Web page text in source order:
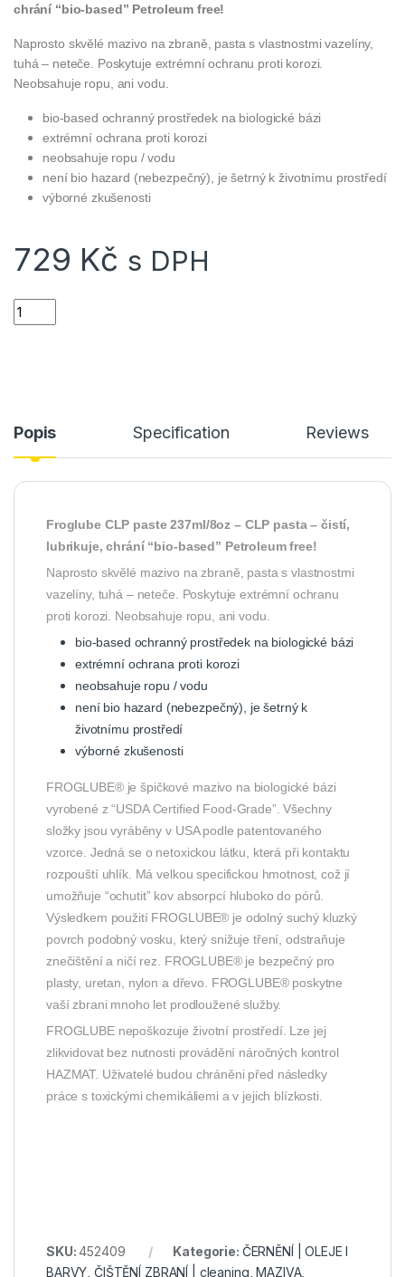
chrání “bio-based” Petroleum free!
Naprosto skvělé mazivo na zbraně, pasta s vlastnostmi vazelíny,
tuhá – neteče. Poskytuje extrémní ochranu proti korozi.
Neobsahuje ropu, ani vodu.
bio-based ochranný prostředek na biologické bázi
extrémní ochrana proti korozi
neobsahuje ropu / vodu
není bio hazard (nebezpečný), je šetrný k životnímu prostředí
výborné zkušenosti
729 Kč s DPH
FrogLube CLP pasta 237ml/8oz - čistí, lubrikuje, chrání
Popis Specification Reviews
Froglube CLP paste 237ml/8oz – CLP pasta – čistí,
lubrikuje, chrání “bio-based” Petroleum free!
Naprosto skvělé mazivo na zbraně, pasta s vlastnostmi
vazelíny, tuhá – neteče. Poskytuje extrémní ochranu
proti korozi. Neobsahuje ropu, ani vodu.
bio-based ochranný prostředek na biologické bázi
extrémní ochrana proti korozi
neobsahuje ropu / vodu
není bio hazard (nebezpečný), je šetrný k
životnímu prostředí
výborné zkušenosti
FROGLUBE® je špičkové mazivo na biologické bázi
vyrobené z “USDA Certified Food-Grade”. Všechny
složky jsou vyráběny v USA podle patentovaného
vzorce. Jedná se o netoxickou látku, která při kontaktu
rozpouští uhlík. Má velkou specifickou hmotnost, což jí
umožňuje “ochutit” kov absorpcí hluboko do pórů.
Výsledkem použití FROGLUBE® je odolný suchý kluzký
povrch podobný vosku, který snižuje tření, odstraňuje
znečištění a ničí rez. FROGLUBE® je bezpečný pro
plasty, uretan, nylon a dřevo. FROGLUBE® poskytne
vaší zbrani mnoho let prodloužené služby.
FROGLUBE nepoškozuje životní prostředí. Lze jej
zlikvidovat bez nutnosti provádění náročných kontrol
HAZMAT. Uživatelé budou chráněni před následky
práce s toxickými chemikáliemi a v jejich blízkosti.
SKU:452409 Kategorie: ČERNĚNÍ | OLEJE l
BARVY ,ČIŠTĚNÍ ZBRANÍ | cleaning ,MAZIVA,